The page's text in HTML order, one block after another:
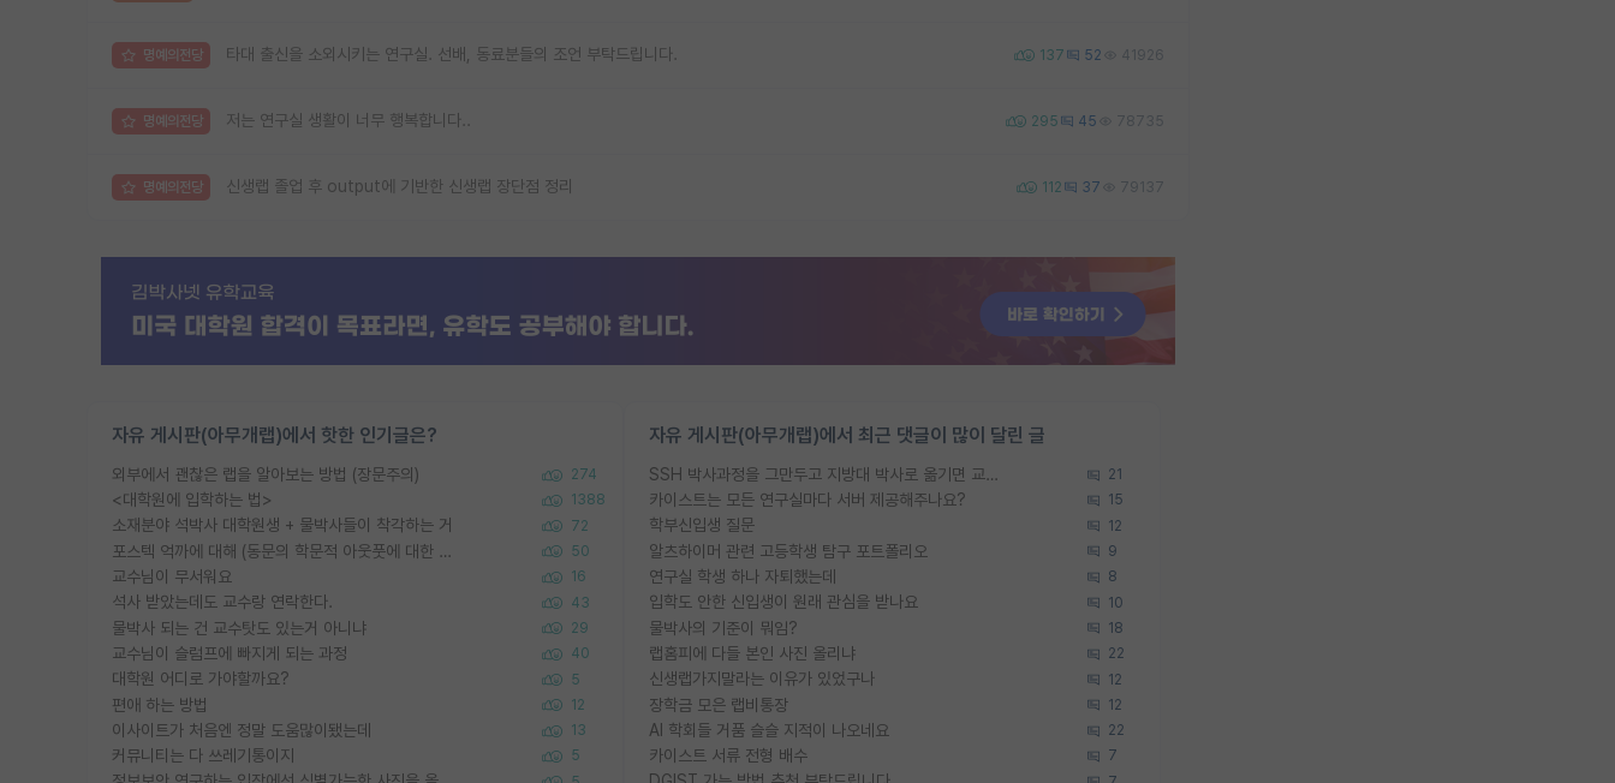
명예의전당 타대 출신을 소외시키는 연구실. 선배, 동료분들의 조언 부탁드립니다. 137 52 41926
명예의전당 저는 연구실 생활이 너무 행복합니다.. 295 45 78735
명예의전당 신생랩 졸업 후 output에 기반한 신생랩 장단점 정리 112 37 79137
자유 게시판(아무개랩)에서 핫한 인기글은?
외부에서 괜찮은 랩을 알아보는 방법 (장문주의) 274
<대학원에 입학하는 법> 1388
소재분야 석박사 대학원생 + 물박사들이 착각하는 거 72
포스텍 억까에 대해 (동문의 학문적 아웃풋에 대한 반박) 50
교수님이 무서워요 16
석사 받았는데도 교수랑 연락한다. 43
물박사 되는 건 교수탓도 있는거 아니냐 29
교수님이 슬럼프에 빠지게 되는 과정 40
대학원 어디로 가야할까요? 5
편애 하는 방법 12
이사이트가 처음엔 정말 도움많이됐는데 13
커뮤니티는 다 쓰레기통이지 5
자유 게시판(아무개랩)에서 최근 댓글이 많이 달린 글
SSH 박사과정을 그만두고 지방대 박사로 옮기면 교수의 꿈은 끝일까요? 21
카이스트는 모든 연구실마다 서버 제공해주나요? 15
학부신입생 질문 12
알츠하이머 관련 고등학생 탐구 포트폴리오 9
연구실 학생 하나 자퇴했는데 8
입학도 안한 신입생이 원래 관심을 받나요 10
물박사의 기준이 뭐임? 18
랩홈피에 다들 본인 사진 올리냐 22
신생랩가지말라는 이유가 있었구나 12
장학금 모은 랩비통장 12
AI 학회들 거품 슬슬 지적이 나오네요 22
카이스트 서류 전형 배수 7